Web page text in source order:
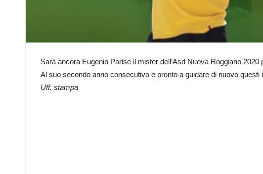
Sarà ancora Eugenio Parise il mister dell’Asd Nuova Roggiano 2020
Al suo secondo anno consecutivo e pronto a guidare di nuovo
Uff. stampa